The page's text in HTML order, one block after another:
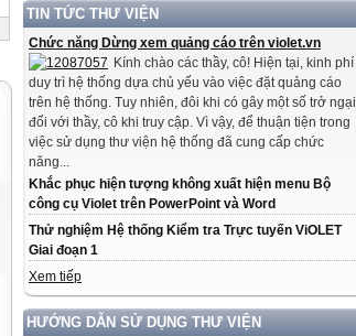
TIN TỨC THƯ VIỆN
Chức năng Dừng xem quảng cáo trên violet.vn
Kính chào các thầy, cô! Hiện tại, kinh phí
duy trì hệ thống dựa chủ yếu vào việc đặt quảng cáo
trên hệ thống. Tuy nhiên, đôi khi có gây một số trở ngại
đối với thầy, cô khi truy cập. Vì vậy, để thuận tiện trong
việc sử dụng thư viện hệ thống đã cung cấp chức
năng...
Khắc phục hiện tượng không xuất hiện menu Bộ
công cụ Violet trên PowerPoint và Word
Thử nghiệm Hệ thống Kiểm tra Trực tuyến ViOLET
Giai đoạn 1
Xem tiếp
HƯỚNG DẪN SỬ DỤNG THƯ VIỆN